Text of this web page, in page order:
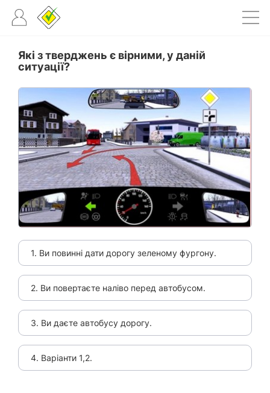
Які з тверджень є вірними, у даній
ситуації?
1. Ви повинні дати дорогу зеленому фургону.
2. Ви повертаєте наліво перед автобусом.
3. Ви даєте автобусу дорогу.
4. Варіанти 1,2.